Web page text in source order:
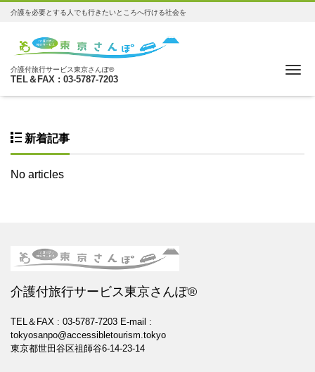
介護を必要とする人でも行きたいところへ行ける社会を
介護付旅行サービス東京さんぽ®
TEL＆FAX : 03-5787-7203
新着記事
No articles
介護付旅行サービス東京さんぽ®
TEL＆FAX : 03-5787-7203 E-mail :
tokyosanpo@accessibletourism.tokyo
東京都世田谷区祖師谷6-14-23-14